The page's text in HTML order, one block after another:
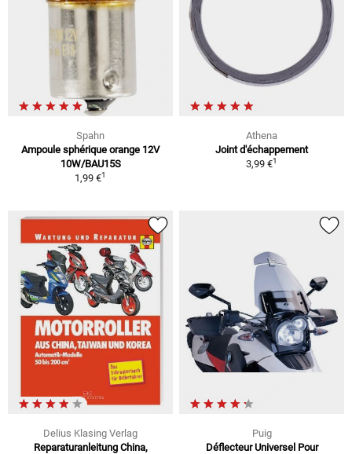
Spahn
Ampoule sphérique orange 12V
10W/BAU15S
1,99 €1
Athena
Joint d'échappement
3,99 €1
Delius Klasing Verlag
Reparaturanleitung China,
Puig
Déflecteur Universel Pour